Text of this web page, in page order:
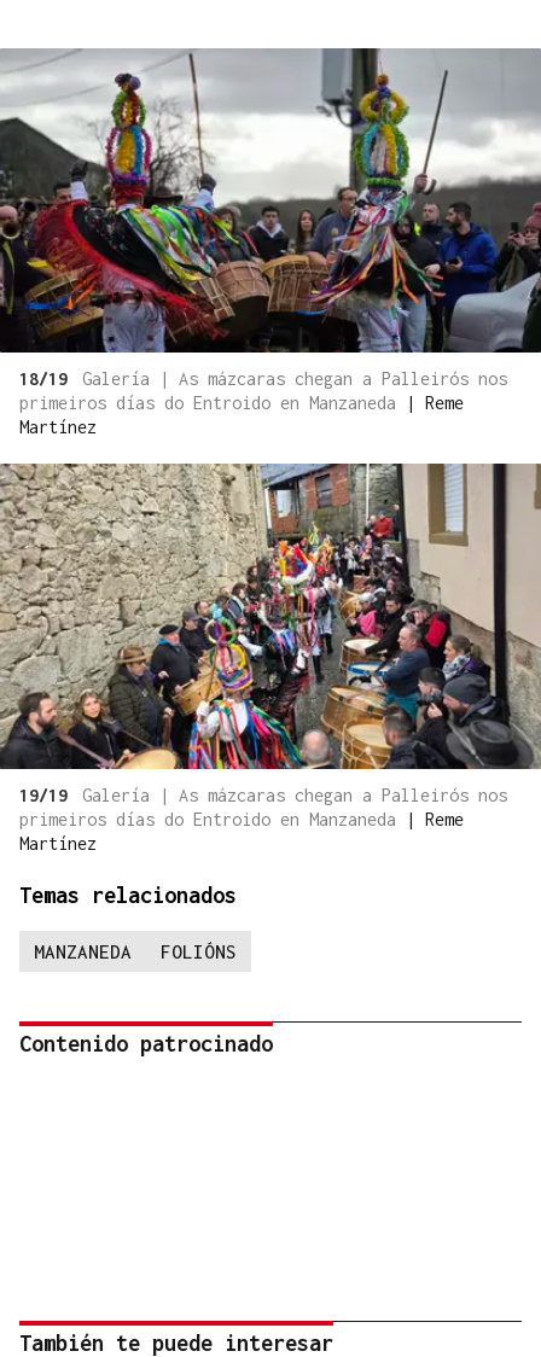
18/19
Galería | As mázcaras chegan a Palleirós nos
primeiros días do Entroido en Manzaneda
Reme
Martínez
19/19
Galería | As mázcaras chegan a Palleirós nos
primeiros días do Entroido en Manzaneda
| Reme
Martínez
Temas relacionados
MANZANEDA FOLIÓNS
Contenido patrocinado
También te puede interesar